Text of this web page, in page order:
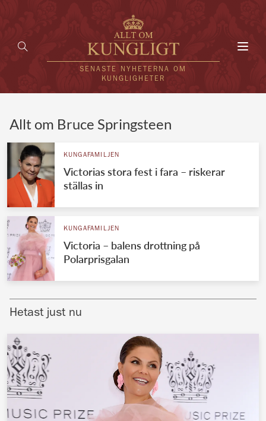
SENASTE NYHETERNA OM
KUNGLIGHETER
UTLÄNDSKT
VÄRLDENS KUNGAHUS
Svenska kungahuset
Brittiska kungahuset
Nederländska kungahuset
Belgiska kungahuset
Jordanska kungahuset
Luxemburgska storhertighuset
REDAKTION
Allt om Bruce Springsteen
KUNGAFAMILJEN
Victorias stora fest i fara – riskerar
ställas in
KUNGAFAMILJEN
Victoria – balens drottning på
Polarprisgalan
Hetast just nu